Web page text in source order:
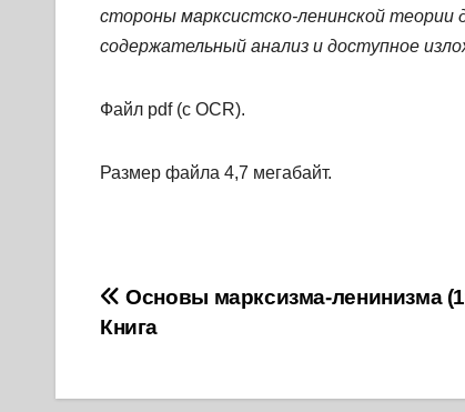
стороны марксистско-ленинской теории
содержательный анализ и доступное
Файл pdf (с OCR).
Размер файла 4,7 мегабайт.
Навигация
записям
Основы марксизма-ленинизма
Книга